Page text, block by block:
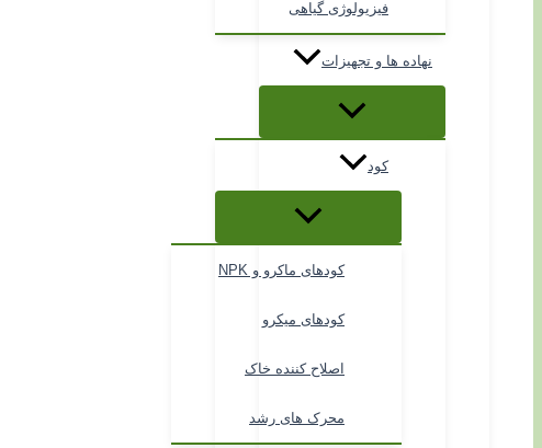
فیزیولوژی گیاهی
نهاده ها و تجهیزات
کود
کودهای ماکرو و NPK
کودهای میکرو
اصلاح کننده خاک
محرک های رشد